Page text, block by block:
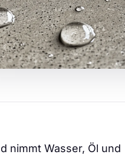
nimmt Wasser, Öl und